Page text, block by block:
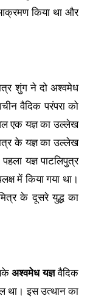
किया था और
शुंग ने दो अश्वमेध
वैदिक परंपरा को
एक यज्ञ का उल्लेख
के यज्ञ का उल्लेख
यज्ञ पाटलिपुत्र
में किया गया था।
के दूसरे युद्ध का
अश्वमेध यज्ञवैदिक
था। इस उत्थान का